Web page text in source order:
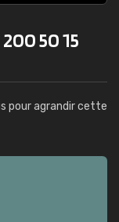
50 15
pour agrandir cette